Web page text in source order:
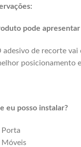
pode
adesivo de recorte vai
posicionamento
eu posso instalar?
Porta
Móveis